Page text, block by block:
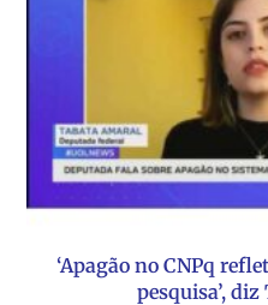
‘Apagão no CNPq
pesquisa’,